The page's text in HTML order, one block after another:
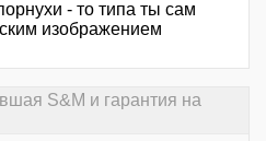
- то типа ты сам
изображением
S&M и гарантия на